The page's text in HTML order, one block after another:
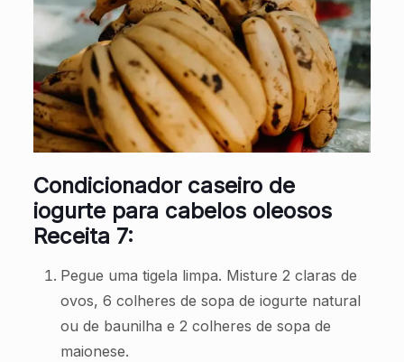
Condicionador caseiro de
iogurte para cabelos oleosos
Receita 7:
Pegue uma tigela limpa. Misture 2 claras de
ovos, 6 colheres de sopa de iogurte natural
ou de baunilha e 2 colheres de sopa de
maionese.